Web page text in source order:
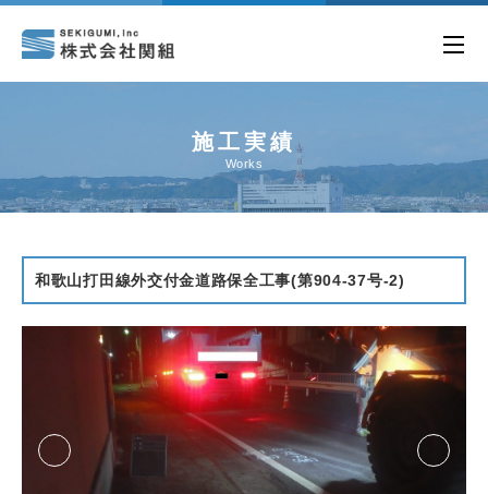
施工実績
Works
和歌山打田線外交付金道路保全工事(第904-37号-2)